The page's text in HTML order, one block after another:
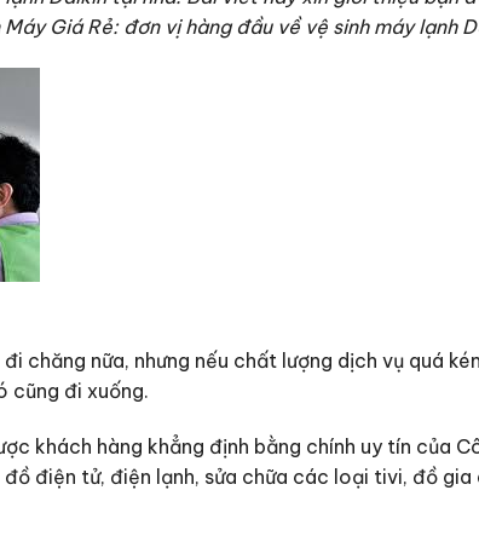
Giá Rẻ: đơn vị hàng đầu về vệ sinh máy lạnh
chăng nữa, nhưng nếu chất lượng dịch vụ quá
cũng đi xuống.
khách hàng khẳng định bằng chính uy tín của
điện tử, điện lạnh, sửa chữa các loại tivi, đồ gia